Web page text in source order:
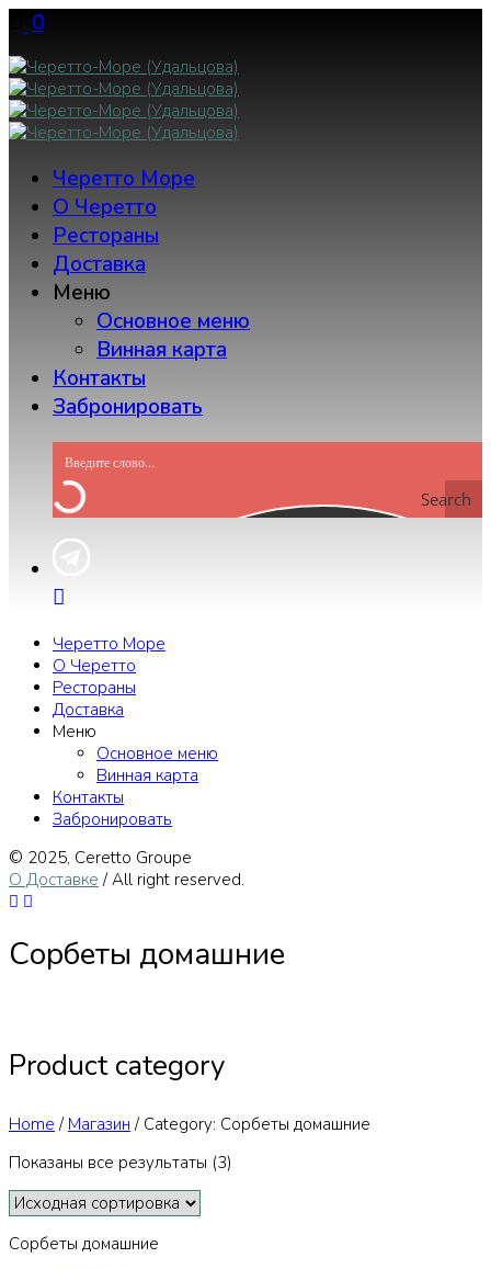
Skip
to
content
0
Черетто Море
О Черетто
Рестораны
Доставка
Меню
Основное меню
Винная карта
Контакты
Забронировать
Search
Черетто Море
О Черетто
Рестораны
Доставка
Меню
Основное меню
Винная карта
Контакты
Забронировать
© 2025, Сeretto Groupe
О Доставке / All right reserved.
Сорбеты домашние
Product category
Home / Магазин / Category: Сорбеты домашние
Показаны все результаты (3)
Сорбеты домашние